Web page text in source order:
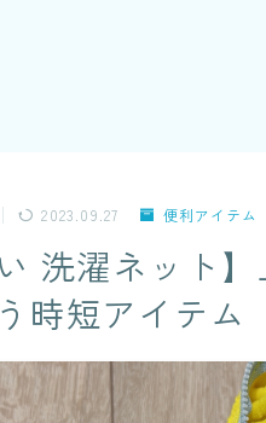
2023.09.27 便利アイテム
い 洗濯ネット
時短アイテム